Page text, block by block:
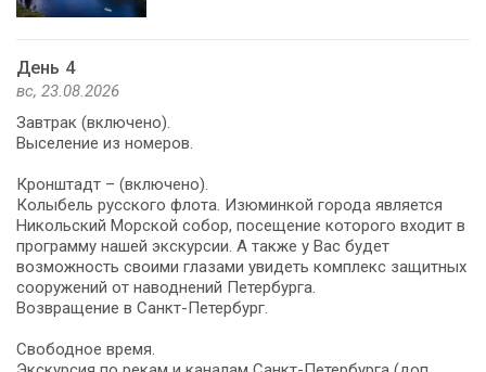
День 4
вс, 23.08.2026
Завтрак (включено).
Выселение из номеров.
Кронштадт – (включено).
Колыбель русского флота. Изюминкой города является
Никольский Морской собор, посещение которого входит в
программу нашей экскурсии. А также у Вас будет
возможность своими глазами увидеть комплекс защитных
сооружений от наводнений Петербурга.
Возвращение в Санкт-Петербург.
Свободное время.